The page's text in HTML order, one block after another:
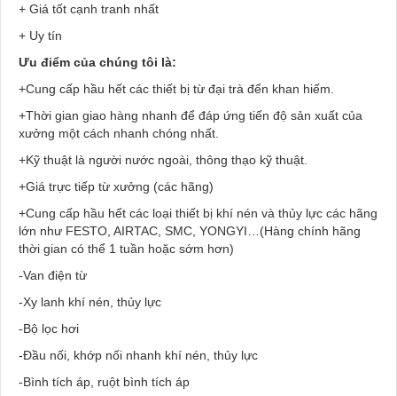
+ Giá tốt cạnh tranh nhất
+ Uy tín
Ưu điểm của chúng tôi là:
+Cung cấp hầu hết các thiết bị từ đại trà đến khan hiếm.
+Thời gian giao hàng nhanh để đáp ứng tiến độ sản xuất của
xưởng một cách nhanh chóng nhất.
+Kỹ thuật là người nước ngoài, thông thạo kỹ thuật.
+Giá trực tiếp từ xưởng (các hãng)
+Cung cấp hầu hết các loại thiết bị khí nén và thủy lực các hãng
lớn như FESTO, AIRTAC, SMC, YONGYI…(Hàng chính hãng
thời gian có thể 1 tuần hoặc sớm hơn)
-Van điện từ
-Xy lanh khí nén, thủy lực
-Bộ lọc hơi
-Đầu nối, khớp nối nhanh khí nén, thủy lực
-Bình tích áp, ruột bình tích áp